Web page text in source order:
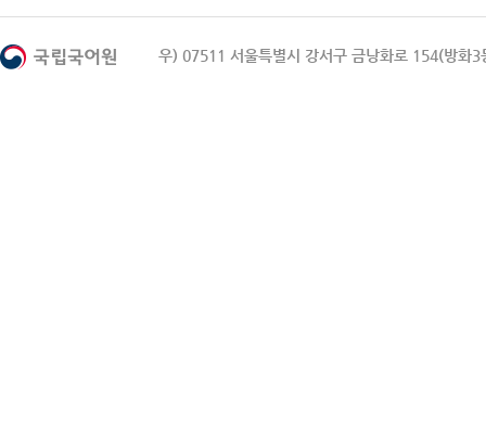
우) 07511 서울특별시 강서구 금낭화로 154(방화3